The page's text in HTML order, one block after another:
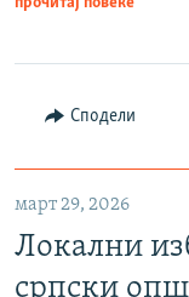
Сподели
март 29, 2026
Локални
српски